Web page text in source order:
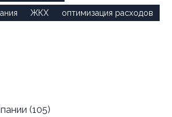
ЖКХ оптимизация расходов
(105)